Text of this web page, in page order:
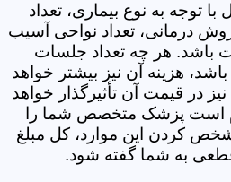
با توجه به نوع بیماری، تعداد
درمانی، تعداد نواحی آسیب
باشد. هر چه تعداد جلسات
هزینه آن نیز بیشتر خواهد
در قیمت آن تأثیرگذار خواهد
است پزشک متخصص شما را
کردن این موارد، کل مبلغ
به شما گفته شود.